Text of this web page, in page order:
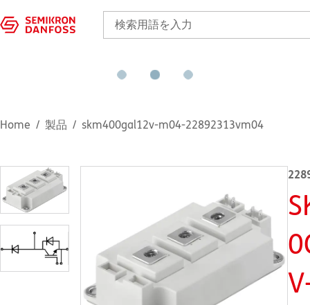
Home 製品 skm400gal12v-m04-22892313vm04